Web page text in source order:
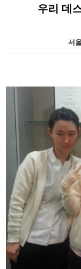
우리 데
서